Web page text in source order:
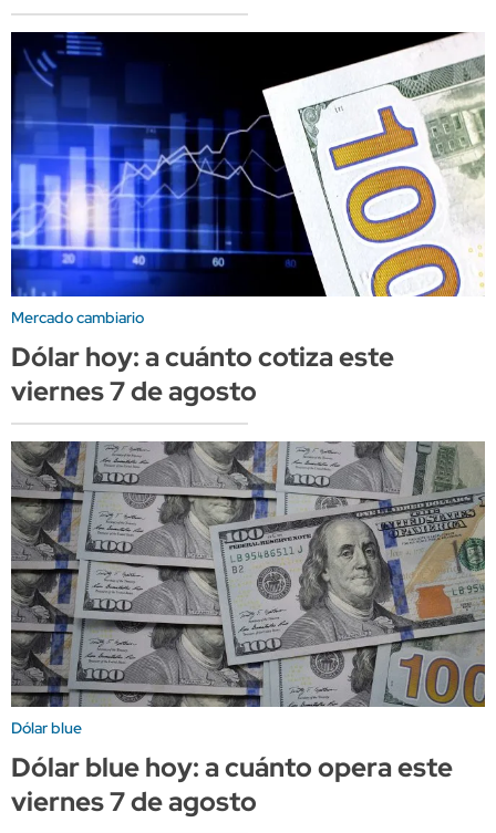
Mercado cambiario
Dólar hoy: a cuánto cotiza este
viernes 7 de agosto
Dólar blue
Dólar blue hoy: a cuánto opera este
viernes 7 de agosto